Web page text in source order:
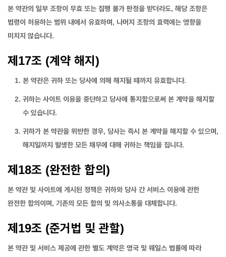
본 약관의 일부 조항이 무효 또는 집행 불가 판정을 받더라도, 해당 조항은
법령이 허용하는 범위 내에서 유효하며, 나머지 조항의 효력에는 영향을
미치지 않습니다.
제17조 (계약 해지)
본 약관은 귀하 또는 당사에 의해 해지될 때까지 유효합니다.
귀하는 사이트 이용을 중단하고 당사에 통지함으로써 본 계약을 해지할
수 있습니다.
귀하가 본 약관을 위반한 경우, 당사는 즉시 본 계약을 해지할 수 있으며,
해지일까지 발생한 모든 채무에 대해 귀하는 책임을 집니다.
제18조 (완전한 합의)
본 약관 및 사이트에 게시된 정책은 귀하와 당사 간 서비스 이용에 관한
완전한 합의이며, 기존의 모든 합의 및 의사소통을 대체합니다.
제19조 (준거법 및 관할)
본 약관 및 서비스 제공에 관한 별도 계약은 영국 및 웨일스 법률에 따라